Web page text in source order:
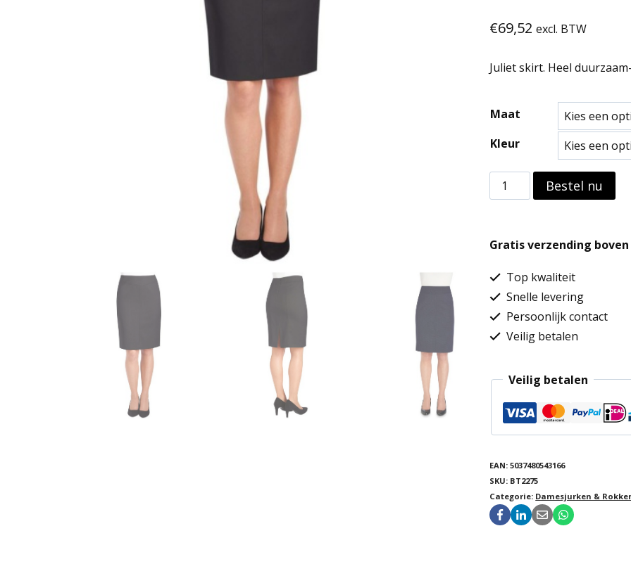
€69,52 excl. BTW
Juliet skirt. Heel
Maat
Kleur
Juliet
skirt
Bestel nu
Gratis verzending boven
Top kwaliteit
Snelle levering
Persoonlijk contact
Veilig betalen
Veilig betalen
EAN:5037480543166
SKU: BT2275
Categorie: Damesjurken &